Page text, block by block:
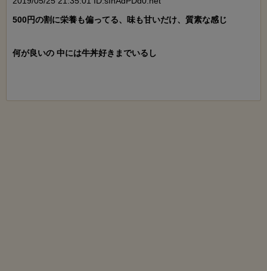
500円の割に栄養も偏ってる、味も甘いだけ、質素な感じ
何が良いの 中には牛丼好きまでいるし